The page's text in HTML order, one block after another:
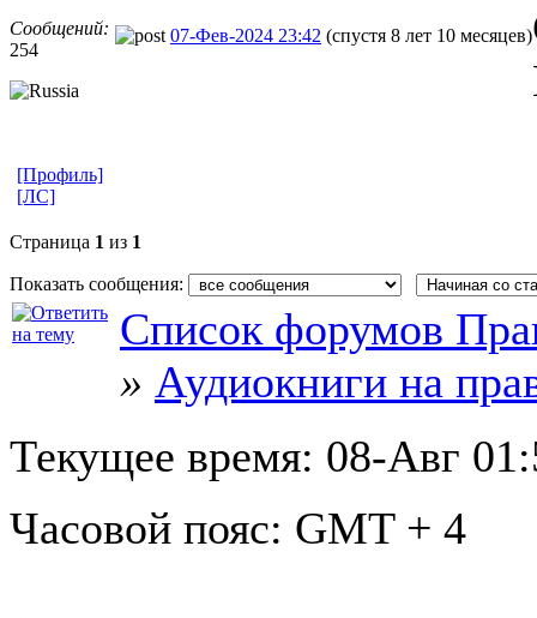
Сообщений:
254
07-Фев-2024 23:42 (спустя 8 лет 10 месяцев)
[Профиль]
[ЛС]
Страница 1 из 1
Показать сообщения:
Список форумов
» Аудиокниги на
Текущее время: 08-Авг
Часовой пояс: GMT + 4